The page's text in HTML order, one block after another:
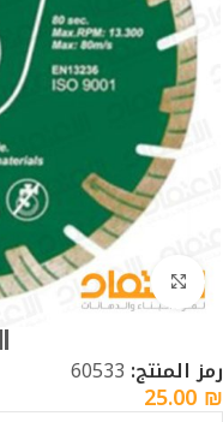
Click to enlarge
رمز المنتج: 60533
25.00 ₪